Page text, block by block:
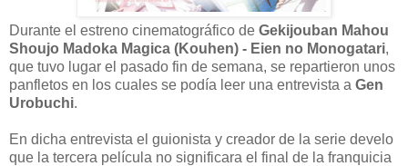
Durante el estreno cinematográfico de Gekijouban Mahou
Shoujo Madoka Magica (Kouhen) - Eien no Monogatari,
que tuvo lugar el pasado fin de semana, se repartieron unos
panfletos en los cuales se podía leer una entrevista a Gen
Urobuchi.
En dicha entrevista el guionista y creador de la serie develo
que la tercera película no significara el final de la franquicia